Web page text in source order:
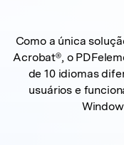
Como a única
Acrobat®, o
de 10 idiomas
usuários e